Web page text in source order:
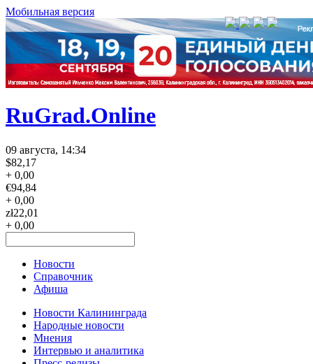
Мобильная версия
RuGrad.Online
09 августа, 14:34
$82,17
+ 0,00
€94,84
+ 0,00
zł22,01
+ 0,00
Новости
Справочник
Афиша
Новости Калининграда
Народные новости
Мнения
Интервью и аналитика